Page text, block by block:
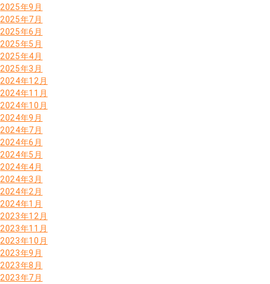
2025年9月
2025年7月
2025年6月
2025年5月
2025年4月
2025年3月
2024年12月
2024年11月
2024年10月
2024年9月
2024年7月
2024年6月
2024年5月
2024年4月
2024年3月
2024年2月
2024年1月
2023年12月
2023年11月
2023年10月
2023年9月
2023年8月
2023年7月